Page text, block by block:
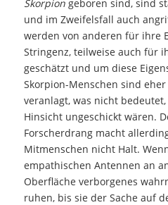
Skorpiongeboren sind, sind
und im Zweifelsfall auch
werden von anderen für ihre
Stringenz, teilweise auch für
geschätzt und um diese
Skorpion-Menschen sind
veranlagt, was nicht
Hinsicht ungeschickt wären.
Forscherdrang macht
Mitmenschen nicht Halt.
empathischen Antennen an
Oberfläche verborgenes
ruhen, bis sie der Sache auf